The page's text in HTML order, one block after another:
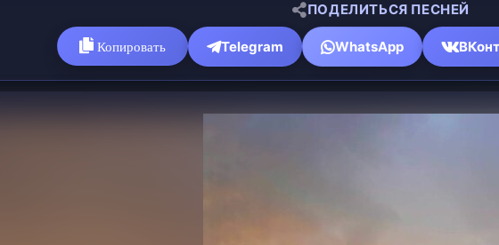
ПОДЕЛИТЬСЯ ПЕСНЕЙ
Копировать Telegram WhatsApp